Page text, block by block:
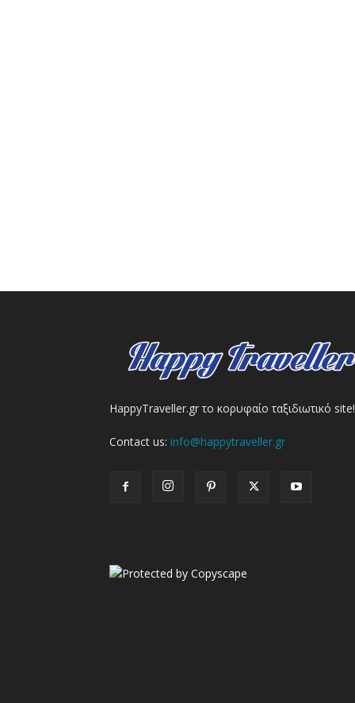
HappyTraveller.gr το κορυφαίο ταξιδιωτικό site!
Contact us: info@happytraveller.gr